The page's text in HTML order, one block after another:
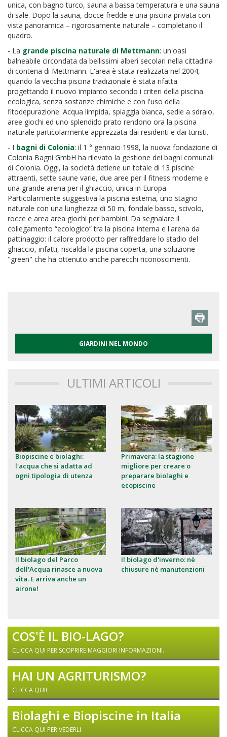
unica, con bagno turco, sauna a bassa temperatura e una sauna
di sale. Dopo la sauna, docce fredde e una piscina privata con
vista panoramica – rigorosamente naturale – completano il
quadro.
- La grande piscina naturale di Mettmann: un'oasi
balneabile circondata da bellissimi alberi secolari nella cittadina
di contena di Mettmann. L'area è stata realizzata nel 2004,
quando la vecchia piscina tradizionale è stata rifatta
progettando il nuovo impianto secondo i criteri della piscina
ecologica, senza sostanze chimiche e con l'uso della
fitodepurazione. Acqua limpida, spiaggia bianca, sedie a sdraio,
aree giochi ed uno splendido prato rendono ora la piscina
naturale particolarmente apprezzata dai residenti e dai turisti.
- I bagni di Colonia: il 1 ° gennaio 1998, la nuova fondazione di
Colonia Bagni GmbH ha rilevato la gestione dei bagni comunali
di Colonia. Oggi, la società detiene un totale di 13 piscine
attraenti, sette saune varie, due aree per il fitness moderne e
una grande arena per il ghiaccio, unica in Europa.
Particolarmente suggestiva la piscina esterna, uno stagno
naturale con una lunghezza di 50 m, fondale basso, scivolo,
rocce e area area giochi per bambini. Da segnalare il
collegamento “ecologico” tra la piscina interna e l'arena da
pattinaggio: il calore prodotto per raffreddare lo stadio del
ghiaccio, infatti, riscalda la piscina coperta, una soluzione
"green" che ha ottenuto anche parecchi riconoscimenti.
GIARDINI NEL MONDO
ULTIMI ARTICOLI
Biopiscine e biolaghi:
l'acqua che si adatta ad
ogni tipologia di utenza
Primavera: la stagione
migliore per creare o
preparare biolaghi e
ecopiscine
Il biolago del Parco
dell'Acqua rinasce a nuova
vita. E arriva anche un
airone!
Il biolago d'inverno: nè
chiusure nè manutenzioni
COS'È IL BIO-LAGO?
CLICCA QUI PER SCOPRIRE MAGGIORI INFORMAZIONI.
HAI UN AGRITURISMO?
CLICCA QUI!
Biolaghi e Biopiscine in Italia
CLICCA QUI PER VEDERLI